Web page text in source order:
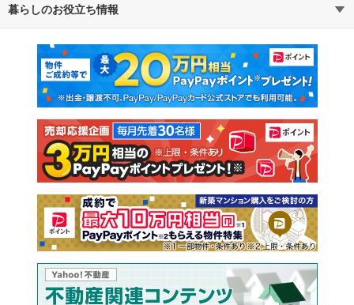
通勤・通学時間から探す
不動産・住宅
新築マンション 中古マンション
新築一戸建て 中古一戸建て
注文住宅 土地
売却査定
暮らしのお役立ち情報
マンションカタログ 教えて！住まいの先生